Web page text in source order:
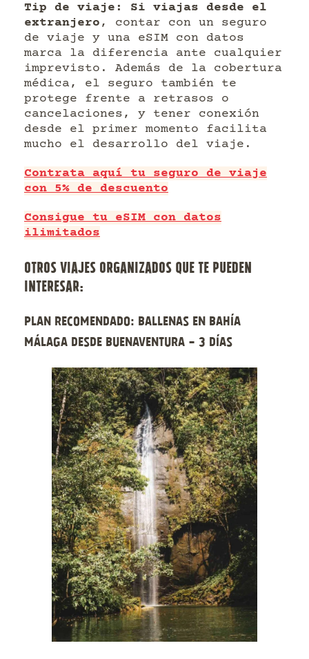
Tip de viaje: Si viajas desde el
extranjero , contar con un seguro
de viaje y una eSIM con datos
marca la diferencia ante cualquier
imprevisto. Además de la cobertura
médica, el seguro también te
protege frente a retrasos o
cancelaciones, y tener conexión
desde el primer momento facilita
mucho el desarrollo del viaje.
Contrata aquí tu seguro de viaje
con 5% de descuento
Consigue tu eSIM con datos
ilimitados
OTROS VIAJES ORGANIZADOS QUE TE PUEDEN
INTERESAR:
Plan recomendado: Ballenas en Bahía
Málaga desde Buenaventura - 3 días